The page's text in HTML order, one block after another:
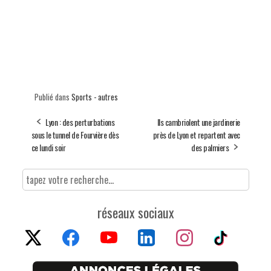
Publié dans Sports - autres
Lyon : des perturbations
sous le tunnel de Fourvière dès
ce lundi soir
Ils cambriolent une jardinerie
près de Lyon et repartent avec
des palmiers
réseaux sociaux